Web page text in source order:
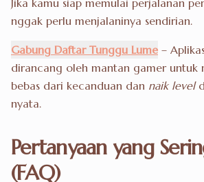
Jika kamu siap memulai perjalanan
nggak perlu menjalaninya sendirian.
Gabung Daftar Tunggu Lume –
dirancang oleh mantan gamer untuk
bebas dari kecanduan dan naik level
nyata.
Pertanyaan yang
(FAQ)